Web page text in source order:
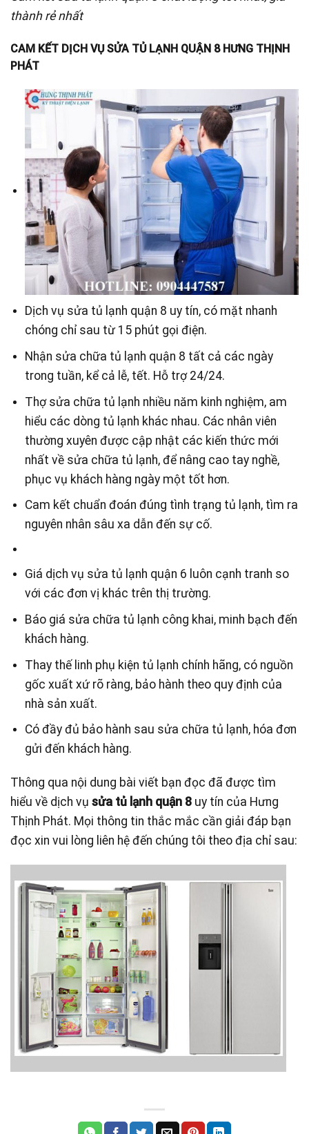
thành rẻ nhất
CAM KẾT DỊCH VỤ SỬA TỦ LẠNH QUẬN 8 HƯNG THỊNH
PHÁT
Dịch vụ sửa tủ lạnh quận 8 uy tín, có mặt nhanh
chóng chỉ sau từ 15 phút gọi điện.
Nhận sửa chữa tủ lạnh quận 8 tất cả các ngày
trong tuần, kể cả lễ, tết. Hỗ trợ 24/24.
Thợ sửa chữa tủ lạnh nhiều năm kinh nghiệm, am
hiểu các dòng tủ lạnh khác nhau. Các nhân viên
thường xuyên được cập nhật các kiến thức mới
nhất về sửa chữa tủ lạnh, để nâng cao tay nghề,
phục vụ khách hàng ngày một tốt hơn.
Cam kết chuẩn đoán đúng tình trạng tủ lạnh, tìm ra
nguyên nhân sâu xa dẫn đến sự cố.
Giá dịch vụ sửa tủ lạnh quận 6 luôn cạnh tranh so
với các đơn vị khác trên thị trường.
Báo giá sửa chữa tủ lạnh công khai, minh bạch đến
khách hàng.
Thay thế linh phụ kiện tủ lạnh chính hãng, có nguồn
gốc xuất xứ rõ ràng, bảo hành theo quy định của
nhà sản xuất.
Có đầy đủ bảo hành sau sửa chữa tủ lạnh, hóa đơn
gửi đến khách hàng.
Thông qua nội dung bài viết bạn đọc đã được tìm
hiểu về dịch vụ sửa tủ lạnh quận 8 uy tín của Hưng
Thịnh Phát. Mọi thông tin thắc mắc cần giải đáp bạn
đọc xin vui lòng liên hệ đến chúng tôi theo địa chỉ sau: